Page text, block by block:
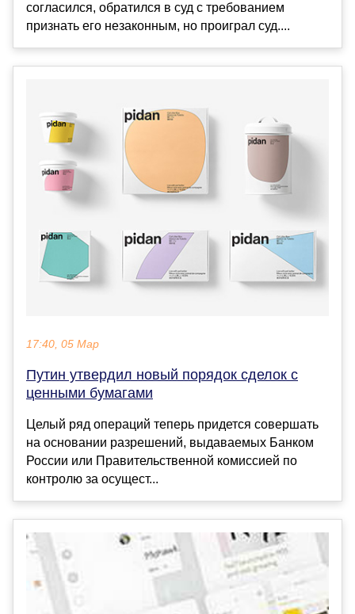
согласился, обратился в суд с требованием
признать его незаконным, но проиграл суд....
17:40, 05 Мар
Путин утвердил новый порядок сделок с
ценными бумагами
Целый ряд операций теперь придется совершать
на основании разрешений, выдаваемых Банком
России или Правительственной комиссией по
контролю за осущест...